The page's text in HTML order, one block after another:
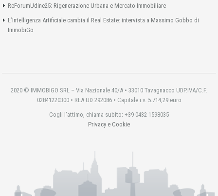
ReForumUdine25: Rigenerazione Urbana e Mercato Immobiliare
L’Intelligenza Artificiale cambia il Real Estate: intervista a Massimo Gobbo di
ImmobiGo
2020 © IMMOBIGO SRL – Via Nazionale 40/A • 33010 Tavagnacco UDP.IVA/C.F.
02841220300 • REA UD 292086 • Capitale i.v. 5.714,29 euro
Cogli l'attimo, chiama subito: +39 0432 1598035
Privacy e Cookie